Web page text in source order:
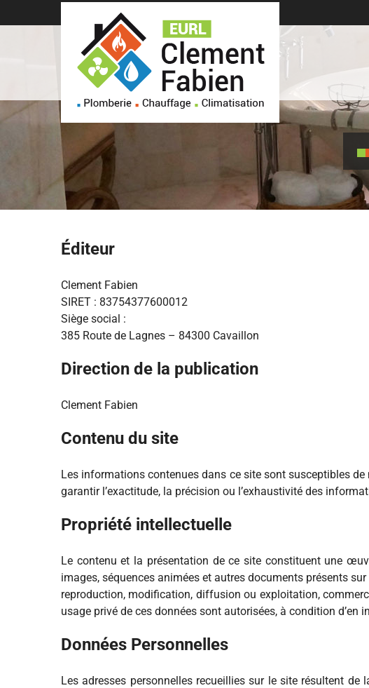
Éditeur
Clement Fabien
SIRET : 83754377600012
Siège social :
385 Route de Lagnes – 84300 Cavaillon
Direction de la publication
Clement Fabien
Contenu du site
Les informations contenues dans ce site sont susceptibles
garantir l’exactitude, la précision ou l’exhaustivité des
Propriété intellectuelle
Le contenu et la présentation de ce site constituent une
images, séquences animées et autres documents présents
reproduction, modification, diffusion ou exploitation,
usage privé de ces données sont autorisées, à condition
Données Personnelles
Les adresses personnelles recueillies sur le site résultent de